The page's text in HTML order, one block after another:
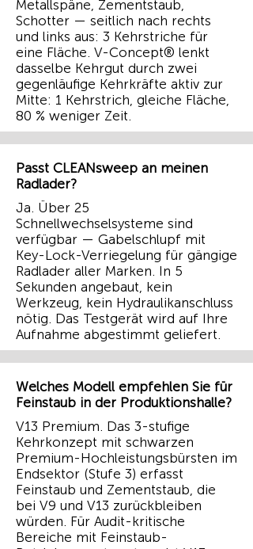
Metallspäne, Zementstaub,
Schotter — seitlich nach rechts
und links aus: 3 Kehrstriche für
eine Fläche. V-Concept® lenkt
dasselbe Kehrgut durch zwei
gegenläufige Kehrkräfte aktiv zur
Mitte: 1 Kehrstrich, gleiche Fläche,
80 % weniger Zeit.
Passt CLEANsweep an meinen
Radlader?
Ja. Über 25
Schnellwechselsysteme sind
verfügbar — Gabelschlupf mit
Key-Lock-Verriegelung für gängige
Radlader aller Marken. In 5
Sekunden angebaut, kein
Werkzeug, kein Hydraulikanschluss
nötig. Das Testgerät wird auf Ihre
Aufnahme abgestimmt geliefert.
Welches Modell empfehlen Sie für
Feinstaub in der Produktionshalle?
V13 Premium. Das 3-stufige
Kehrkonzept mit schwarzen
Premium-Hochleistungsbürsten im
Endsektor (Stufe 3) erfasst
Feinstaub und Zementstaub, die
bei V9 und V13 zurückbleiben
würden. Für Audit-kritische
Bereiche mit Feinstaub-